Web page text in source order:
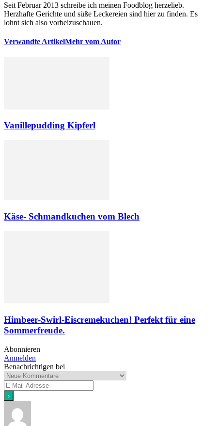
Seit Februar 2013 schreibe ich meinen Foodblog herzelieb.
Herzhafte Gerichte und süße Leckereien sind hier zu finden. Es
lohnt sich also vorbeizuschauen.
Verwandte ArtikelMehr vom Autor
Vanillepudding Kipferl
Käse- Schmandkuchen vom Blech
Himbeer-Swirl-Eiscremekuchen! Perfekt für eine
Sommerfreude.
Abonnieren
Anmelden
Benachrichtigen bei